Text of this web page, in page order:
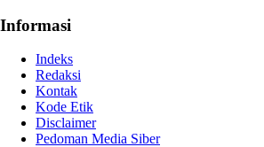
Informasi
Indeks
Redaksi
Kontak
Kode Etik
Disclaimer
Pedoman Media Siber